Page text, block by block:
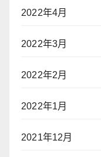
2022年4月
2022年3月
2022年2月
2022年1月
2021年12月